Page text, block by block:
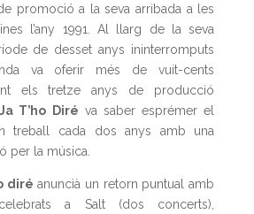
promoció a la seva arribada a les
l’any 1991. Al llarg de la seva
de desset anys ininterromputs
va oferir més de vuit-cents
els tretze anys de producció
Ja T’ho Diré va saber esprémer el
treball cada dos anys amb una
per la música.
diré anuncià un retorn puntual amb
a Salt (dos concerts),